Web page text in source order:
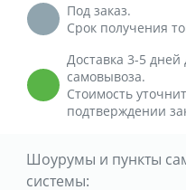
Под заказ.
Срок получения
Доставка 3-5
самовывоза.
Стоимость
подтверждении
Шоурумы и пункты
системы: